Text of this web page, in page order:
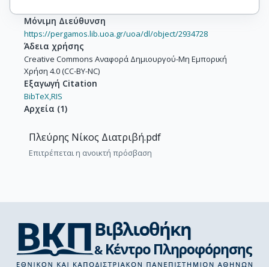
Μόνιμη Διεύθυνση
https://pergamos.lib.uoa.gr/uoa/dl/object/2934728
Άδεια χρήσης
Creative Commons Αναφορά Δημιουργού-Μη Εμπορική
Χρήση 4.0 (CC-BY-NC)
Εξαγωγή Citation
BibTeX,RIS
Αρχεία (1)
Πλεύρης Νίκος Διατριβή.pdf
Επιτρέπεται η ανοικτή πρόσβαση